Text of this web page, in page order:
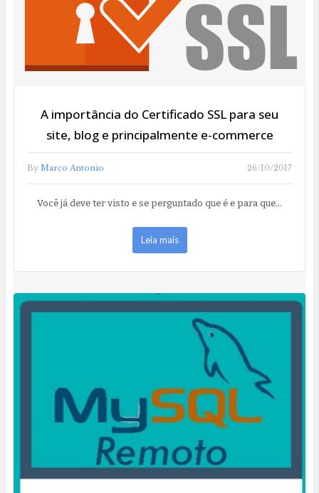
A importância do Certificado SSL para seu
site, blog e principalmente e-commerce
By Marco Antonio 26/10/2017
Você já deve ter visto e se perguntado que é e para que…
Leia mais